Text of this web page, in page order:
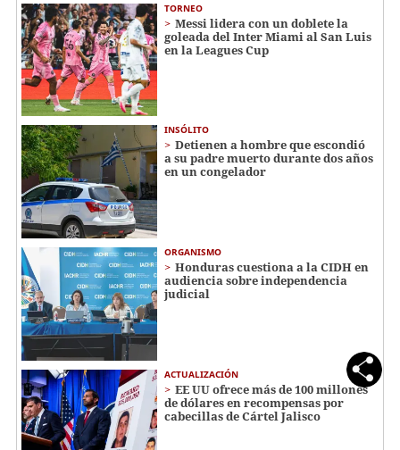
TORNEO
Messi lidera con un doblete la
goleada del Inter Miami al San Luis
en la Leagues Cup
INSÓLITO
Detienen a hombre que escondió
a su padre muerto durante dos años
en un congelador
ORGANISMO
Honduras cuestiona a la CIDH en
audiencia sobre independencia
judicial
ACTUALIZACIÓN
EE UU ofrece más de 100 millones
de dólares en recompensas por
cabecillas de Cártel Jalisco